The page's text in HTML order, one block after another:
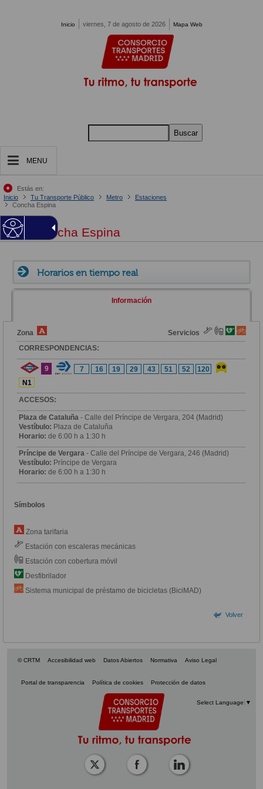
Inicio viernes, 7 de agosto de 2026 Mapa Web
Buscar
MENU
Estás en:
Inicio
Tu Transporte Público Metro
Estaciones
Concha Espina
Concha Espina
Horarios en tiempo real
Información
Zona
Servicios
CORRESPONDENCIAS:
9 7 16 19 29 43 51 52
120
N1
ACCESOS:
Plaza de Cataluña - Calle del Príncipe de Vergara, 204 (Madrid)
Vestíbulo: Plaza de Cataluña
Horario: de 6:00 h a 1:30 h
Príncipe de Vergara - Calle del Príncipe de Vergara, 246 (Madrid)
Vestíbulo: Príncipe de Vergara
Horario: de 6:00 h a 1:30 h
Símbolos
Zona tarifaria
Estación con escaleras mecánicas
Estación con cobertura móvil
Desfibrilador
Sistema municipal de préstamo de bicicletas (BiciMAD)
Volver
© CRTM Accesibilidad web Datos Abiertos Normativa Aviso Legal
Portal de transparencia Política de cookies Protección de datos
Select Language ▼